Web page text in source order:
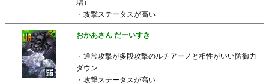
増）
・攻撃ステータスが高い
おかあさん だーいすき
・通常攻撃が多段攻撃のルチアーノと相性がいい防御力
ダウン
・攻撃ステータスが高い